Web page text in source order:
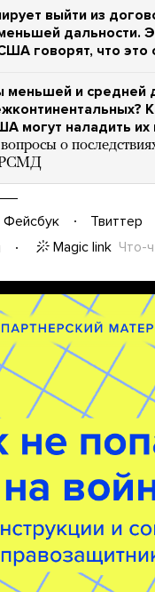
выйти из
дальности.
говорят, что это
меньшей и средней
могут наладить их
о
РСМД
Фейсбук Твиттер
Magic link Что-